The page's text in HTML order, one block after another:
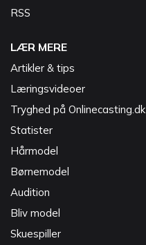
RSS
LÆR MERE
Artikler & tips
Læringsvideoer
Tryghed på Onlinecasting.dk
Statister
Hårmodel
Børnemodel
Audition
Bliv model
Skuespiller